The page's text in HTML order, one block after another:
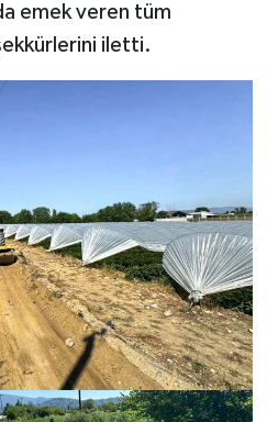
emek veren tüm
iletti.